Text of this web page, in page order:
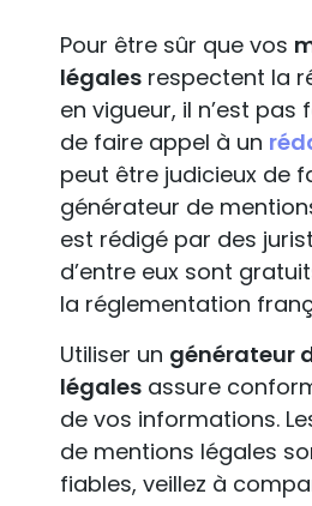
Pour être sûr que vos
légales respectent la
en vigueur, il n’est
de faire appel à un
peut être judicieux de
générateur de
est rédigé par des
d’entre eux sont
la réglementation
Utiliser un générateur
légales assure
de vos informations.
de mentions légales
fiables, veillez à